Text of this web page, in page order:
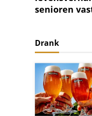
senioren
Drank